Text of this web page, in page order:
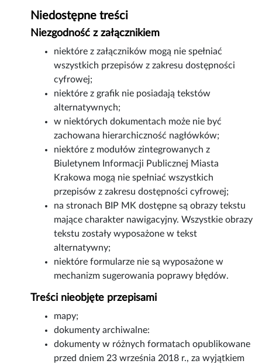
Niedostępne treści
Niezgodność z załącznikiem
niektóre z załączników mogą nie spełniać
wszystkich przepisów z zakresu dostępności
cyfrowej;
niektóre z grafik nie posiadają tekstów
alternatywnych;
w niektórych dokumentach może nie być
zachowana hierarchiczność nagłówków;
niektóre z modułów zintegrowanych z
Biuletynem Informacji Publicznej Miasta
Krakowa mogą nie spełniać wszystkich
przepisów z zakresu dostępności cyfrowej;
na stronach BIP MK dostępne są obrazy tekstu
mające charakter nawigacyjny. Wszystkie obrazy
tekstu zostały wyposażone w tekst
alternatywny;
niektóre formularze nie są wyposażone w
mechanizm sugerowania poprawy błędów.
Treści nieobjęte przepisami
mapy;
dokumenty archiwalne:
dokumenty w różnych formatach opublikowane
przed dniem 23 września 2018 r., za wyjątkiem